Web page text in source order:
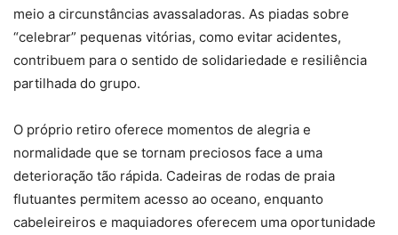
meio a circunstâncias avassaladoras. As piadas sobre
“celebrar” pequenas vitórias, como evitar acidentes,
contribuem para o sentido de solidariedade e resiliência
partilhada do grupo.
O próprio retiro oferece momentos de alegria e
normalidade que se tornam preciosos face a uma
deterioração tão rápida. Cadeiras de rodas de praia
flutuantes permitem acesso ao oceano, enquanto
cabeleireiros e maquiadores oferecem uma oportunidade